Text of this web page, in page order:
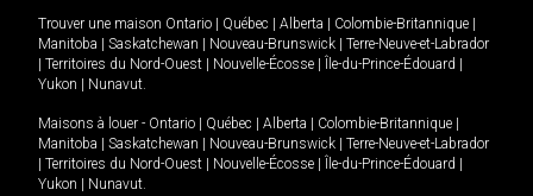
Trouver une maison Ontario Québec Alberta Colombie-Britannique
Manitoba
Saskatchewan Nouveau-Brunswick
Terre-Neuve-et-Labrador
Territoires du Nord-Ouest Nouvelle-Écosse Île-du-Prince-Édouard
Yukon
Nunavut.
Maisons à louer - Ontario Québec Alberta Colombie-Britannique
Manitoba
Saskatchewan Nouveau-Brunswick
Terre-Neuve-et-Labrador
Territoires du Nord-Ouest Nouvelle-Écosse Île-du-Prince-Édouard
Yukon
Nunavut.